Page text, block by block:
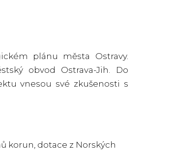
plánu města Ostravy.
obvod Ostrava-Jih. Do
vnesou své zkušenosti s
korun, dotace z Norských